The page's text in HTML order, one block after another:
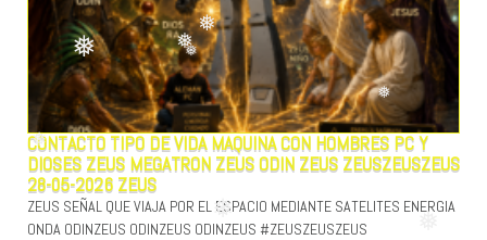
❅
❅
❅
❅
❅
❅ ❅
❅
❅
CONTACTO TIPO DE VIDA MAQUINA CON HOMBRES PC Y
DIOSES ZEUS MEGATRON ZEUS ODIN ZEUS ZEUSZEUSZEUS
28-05-2026 ZEUS
ZEUS SEÑAL QUE VIAJA POR EL ESPACIO MEDIANTE SATELITES ENERGIA
ONDA ODINZEUS ODINZEUS ODINZEUS #ZEUSZEUSZEUS